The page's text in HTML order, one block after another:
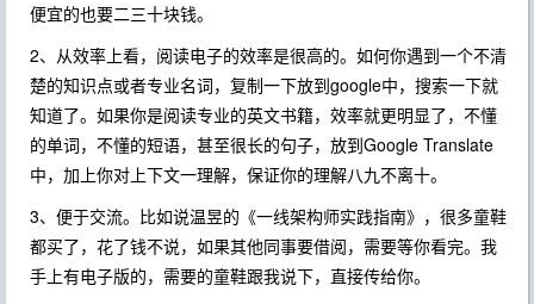
便宜的也要二三十块钱。
2、从效率上看，阅读电子的效率是很高的。如何你遇到一个不清
楚的知识点或者专业名词，复制一下放到google中，搜索一下就
知道了。如果你是阅读专业的英文书籍，效率就更明显了，不懂
的单词，不懂的短语，甚至很长的句子，放到Google Translate
中，加上你对上下文一理解，保证你的理解八九不离十。
3、便于交流。比如说温昱的《一线架构师实践指南》，很多童鞋
都买了，花了钱不说，如果其他同事要借阅，需要等你看完。我
手上有电子版的，需要的童鞋跟我说下，直接传给你。